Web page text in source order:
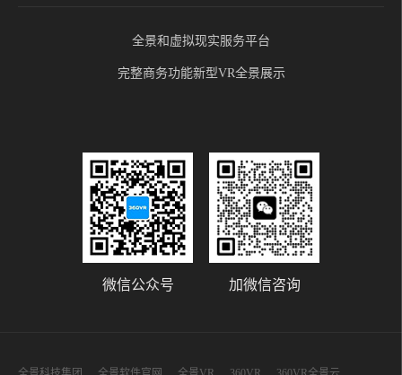
全景和虚拟现实服务平台
完整商务功能新型VR全景展示
微信公众号 加微信咨询